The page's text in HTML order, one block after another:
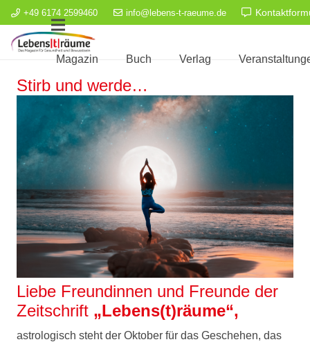
+49 6174 2599460 info@lebens-t-raeume.de
Magazin Buch Verlag
Stirb und werde…
Liebe Freundinnen und Freunde der
Zeitschrift „Lebens(t)räume“,
astrologisch steht der Oktober für das Geschehen, das